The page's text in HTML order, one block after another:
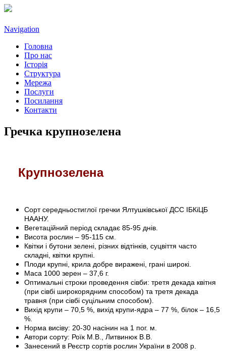
Navigation
Головна
Про нас
Історія
Структура
Мережа
Послуги
Посилання
Контакти
Гречка крупнозелена
Крупнозелена
Сорт середньостиглої гречки Ялтушківської ДСС ІБКіЦБ
НААНУ.
Вегетаційний період складає 85-95 днів.
Висота рослин – 95-115 см.
Квітки і бутони зелені, різних відтінків, суцвіття часто
складні, квітки крупні.
Плоди крупні, крила добре виражені, грані широкі.
Маса 1000 зерен – 37,6 г.
Оптимальні строки проведення сівби: третя декада квітня
(при сівбі широкорядним способом) та третя декада
травня (при сівбі суцільним способом).
Вихід крупи – 70,5 %, вихід крупи-ядра – 77 %, білок – 16,5
%.
Норма висіву: 20-30 насінин на 1 пог. м.
Автори сорту: Роїк М.В., Литвинюк В.В.
Занесений в Реєстр сортів рослин України в 2008 р.